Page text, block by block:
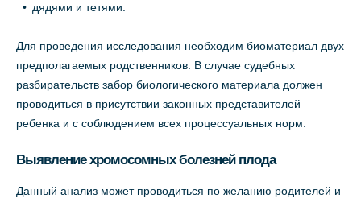
дядями и тетями.
Для проведения исследования необходим биоматериал двух
предполагаемых родственников. В случае судебных
разбирательств забор биологического материала должен
проводиться в присутствии законных представителей
ребенка и с соблюдением всех процессуальных норм.
Выявление хромосомных болезней плода
Данный анализ может проводиться по желанию родителей и